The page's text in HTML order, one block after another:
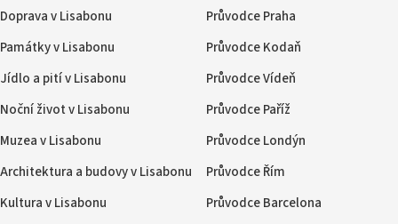
Doprava v Lisabonu
Památky v Lisabonu
Jídlo a pití v Lisabonu
Noční život v Lisabonu
Muzea v Lisabonu
Architektura a budovy v Lisabonu
Kultura v Lisabonu
Průvodce Praha
Průvodce Kodaň
Průvodce Vídeň
Průvodce Paříž
Průvodce Londýn
Průvodce Řím
Průvodce Barcelona